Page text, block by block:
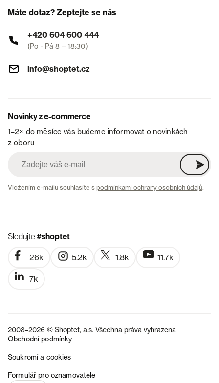
Máte dotaz? Zeptejte se nás
+420 604 600 444
(Po - Pá 8 – 18:30)
info@shoptet.cz
Novinky z e-commerce
1–2× do měsíce vás budeme informovat o novinkách
z oboru
Vložením e-mailu souhlasíte spodmínkami ochrany osobních údajů.
Sledujte#shoptet
26k 5.2k 1.8k 11.7k
7k
2008–2026 © Shoptet, a.s. Všechna práva vyhrazena
Obchodní podmínky
Soukromí a cookies
Formulář pro oznamovatele